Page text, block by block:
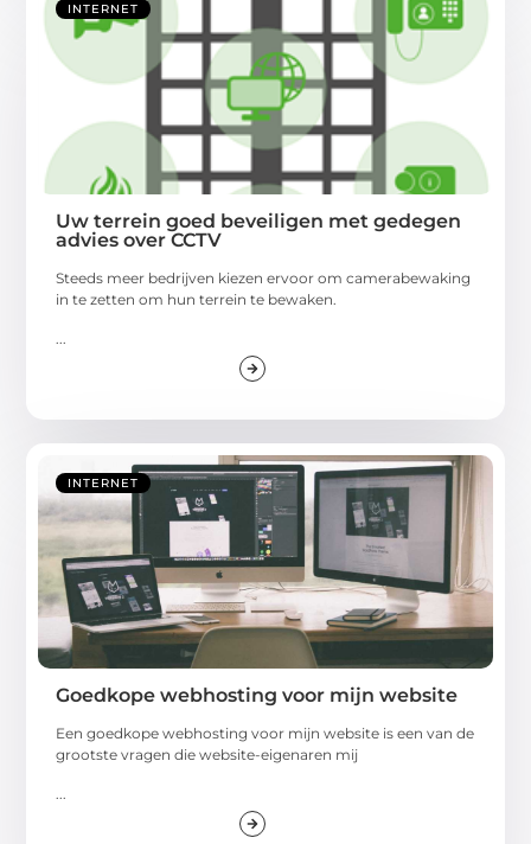
INTERNET
Uw terrein goed beveiligen met gedegen
advies over CCTV
Steeds meer bedrijven kiezen ervoor om camerabewaking
in te zetten om hun terrein te bewaken.
INTERNET
Goedkope webhosting voor mijn website
Een goedkope webhosting voor mijn website is een van de
grootste vragen die website-eigenaren mij